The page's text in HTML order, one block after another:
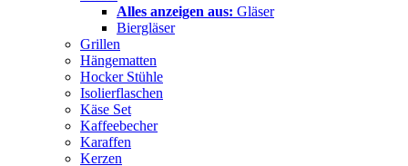
Alles anzeigen aus: Gläser
Biergläser
Grillen
Hängematten
Hocker Stühle
Isolierflaschen
Käse Set
Kaffeebecher
Karaffen
Kerzen